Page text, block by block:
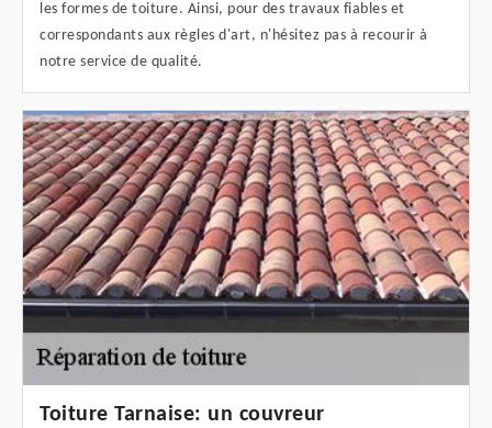
les formes de toiture. Ainsi, pour des travaux fiables et
correspondants aux règles d'art, n'hésitez pas à recourir à
notre service de qualité.
Toiture Tarnaise: un couvreur